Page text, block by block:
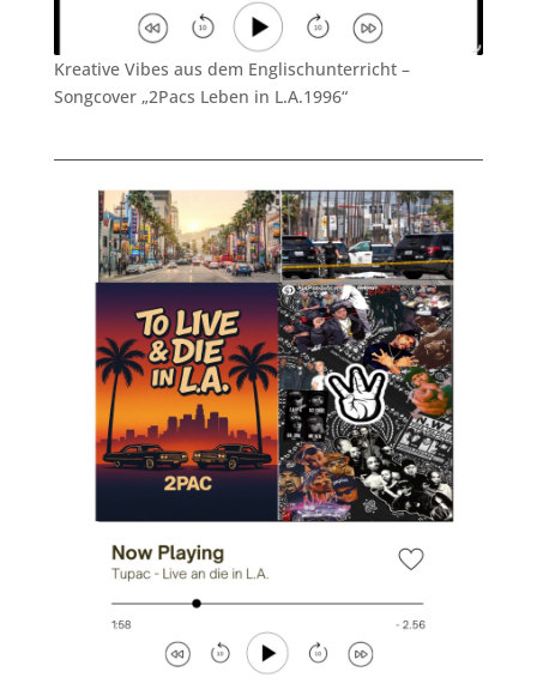
Kreative Vibes aus dem Englischunterricht –
Songcover „2Pacs Leben in L.A.1996“